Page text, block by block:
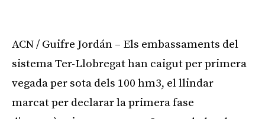
ACN / Guifre Jordán – Els embassaments del
sistema Ter-Llobregat han caigut per primera
vegada per sota dels 100 hm3, el llindar
marcat per declarar la primera fase